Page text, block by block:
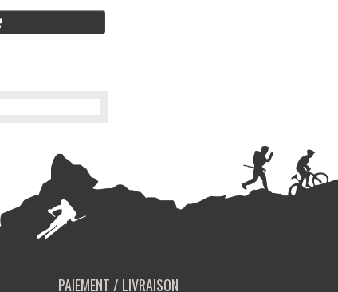
PAIEMENT / LIVRAISON